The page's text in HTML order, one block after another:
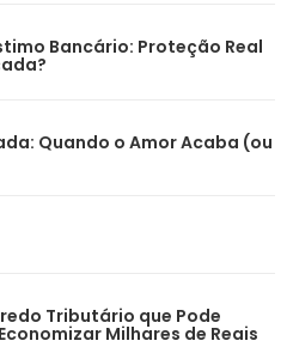
Bancário: Proteção Real
Quando o Amor Acaba (ou
Tributário que Pode
Milhares de Reais